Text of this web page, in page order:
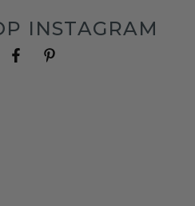
INSTAGRAM